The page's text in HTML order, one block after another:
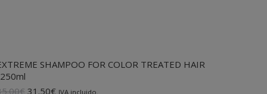
SHAMPOO FOR COLOR TREATED HAIR
€ El
31.50€ElIVA incluido.